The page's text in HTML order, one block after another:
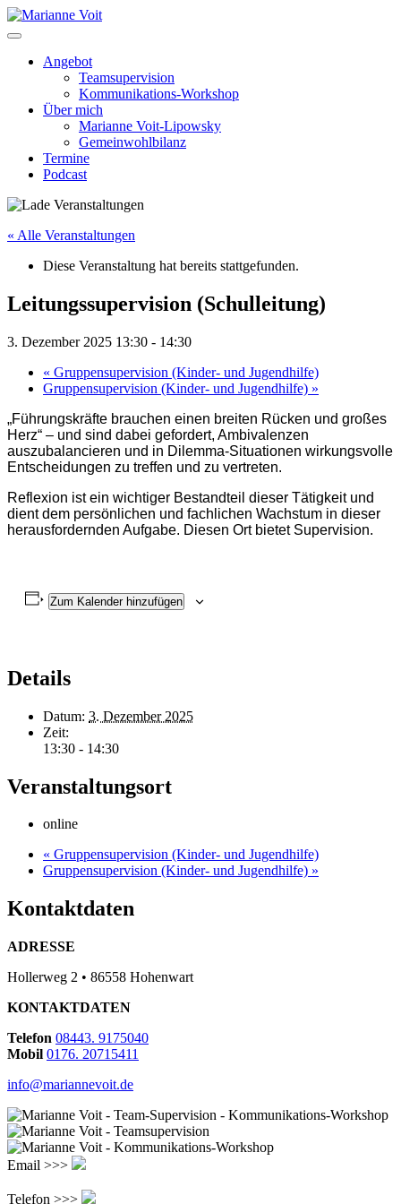
Skip
to
Angebot
Teamsupervision
Kommunikations-Workshop
Über mich
Marianne Voit-Lipowsky
Gemeinwohlbilanz
Termine
Podcast
« Alle Veranstaltungen
Diese Veranstaltung hat bereits stattgefunden.
Leitungssupervision (Schulleitung)
3. Dezember 2025 13:30 - 14:30
« Gruppensupervision (Kinder- und Jugendhilfe)
Gruppensupervision (Kinder- und Jugendhilfe) »
„Führungskräfte brauchen einen breiten Rücken und großes
Herz“ – und sind dabei gefordert, Ambivalenzen
auszubalancieren und in Dilemma-Situationen wirkungsvolle
Entscheidungen zu treffen und zu vertreten.
Reflexion ist ein wichtiger Bestandteil dieser Tätigkeit und
dient dem persönlichen und fachlichen Wachstum in dieser
herausfordernden Aufgabe. Diesen Ort bietet Supervision.
Zum Kalender hinzufügen
Details
Datum: 3. Dezember 2025
Zeit:
13:30 - 14:30
Veranstaltungsort
online
« Gruppensupervision (Kinder- und Jugendhilfe)
Gruppensupervision (Kinder- und Jugendhilfe) »
Kontaktdaten
ADRESSE
Hollerweg 2 • 86558 Hohenwart
KONTAKTDATEN
Telefon 08443. 9175040
Mobil 0176. 20715411
info@mariannevoit.de
Email >>>
Telefon >>>